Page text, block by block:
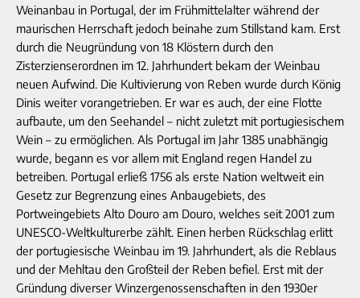
Weinanbau in Portugal, der im Frühmittelalter während der
maurischen Herrschaft jedoch beinahe zum Stillstand kam. Erst
durch die Neugründung von 18 Klöstern durch den
Zisterzienserordnen im 12. Jahrhundert bekam der Weinbau
neuen Aufwind. Die Kultivierung von Reben wurde durch König
Dinis weiter vorangetrieben. Er war es auch, der eine Flotte
aufbaute, um den Seehandel – nicht zuletzt mit portugiesischem
Wein – zu ermöglichen. Als Portugal im Jahr 1385 unabhängig
wurde, begann es vor allem mit England regen Handel zu
betreiben. Portugal erließ 1756 als erste Nation weltweit ein
Gesetz zur Begrenzung eines Anbaugebiets, des
Portweingebiets Alto Douro am Douro, welches seit 2001 zum
UNESCO-Weltkulturerbe zählt. Einen herben Rückschlag erlitt
der portugiesische Weinbau im 19. Jahrhundert, als die Reblaus
und der Mehltau den Großteil der Reben befiel. Erst mit der
Gründung diverser Winzergenossenschaften in den 1930er